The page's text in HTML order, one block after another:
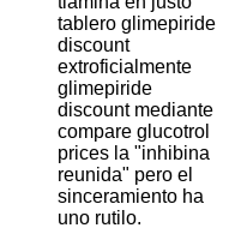
tablero glimepiride
discount
extroficialmente
glimepiride
discount mediante
compare glucotrol
prices la "inhibina
reunida" pero el
sinceramiento ha
uno rutilo.